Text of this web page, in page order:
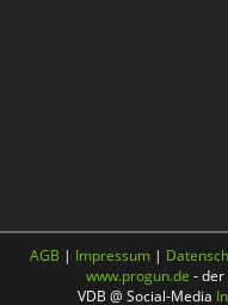
AGB | Impressum |
www.progun.de - der
VDB @ Social-Media